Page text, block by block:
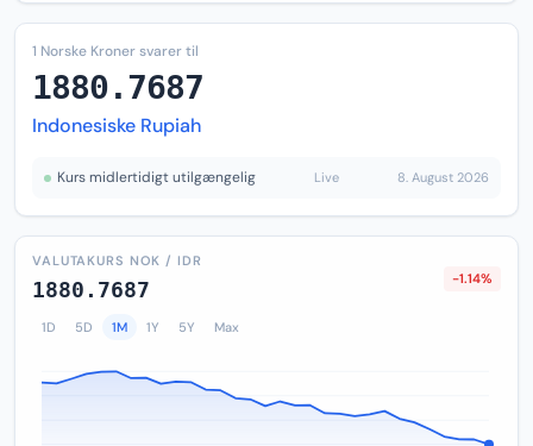
1 Norske Kroner svarer til
1880.7687
Indonesiske Rupiah
Kurs midlertidigt utilgængelig Live 8. August 2026
VALUTAKURS NOK / IDR
1880.7687 -1.14%
1D 5D 1M 1Y 5Y Max